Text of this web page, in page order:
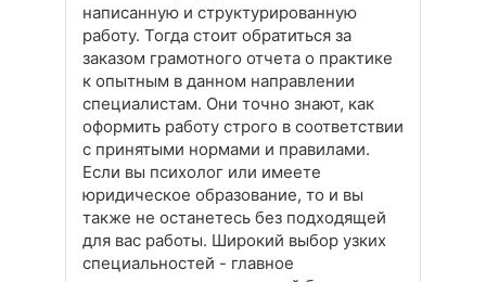
написанную и структурированную
работу. Тогда стоит обратиться за
заказом грамотного отчета о практике
к опытным в данном направлении
специалистам. Они точно знают, как
оформить работу строго в соответствии
с принятыми нормами и правилами.
Если вы психолог или имеете
юридическое образование, то и вы
также не останетесь без подходящей
для вас работы. Широкий выбор узких
специальностей - главное